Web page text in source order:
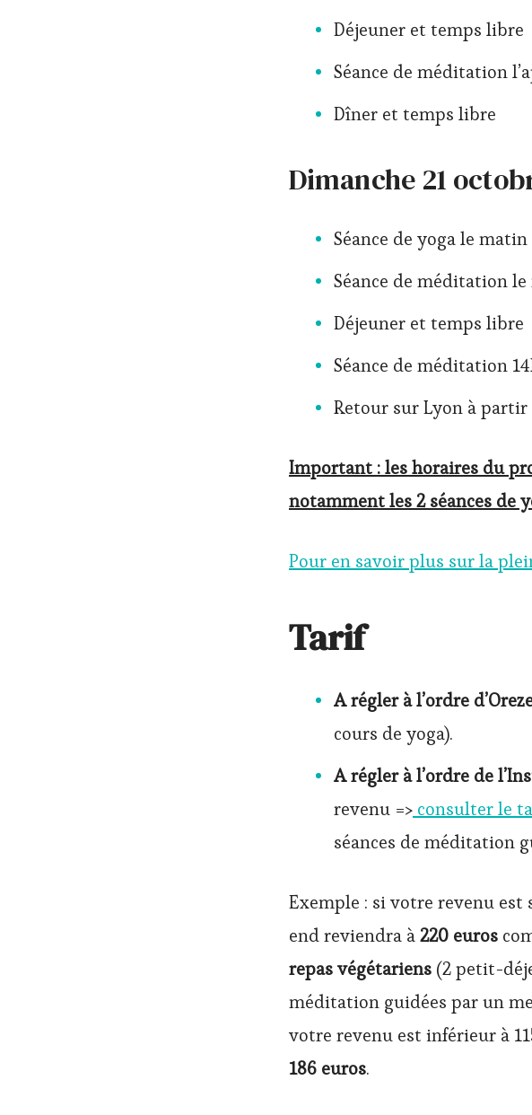
Déjeuner et temps libre
Séance de méditation
Dîner et temps libre
Dimanche 21
Séance de yoga le
Séance de méditation
Déjeuner et temps libre
Séance de méditation
Retour sur Lyon à partir
Important : les horaires du
notamment les 2 séances de
Pour en savoir plus sur la
Tarif
A régler à l’ordre
cours de yoga).
A régler à l’ordre de
revenu => consulter le
séances de méditation
Exemple : si votre revenu est
end reviendra à220 euros
repas végétariens (2 petit-
méditation guidées par un
votre revenu est inférieur à
186 euros.